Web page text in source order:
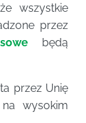
wszystkie
przez
będą
przez Unię
wysokim